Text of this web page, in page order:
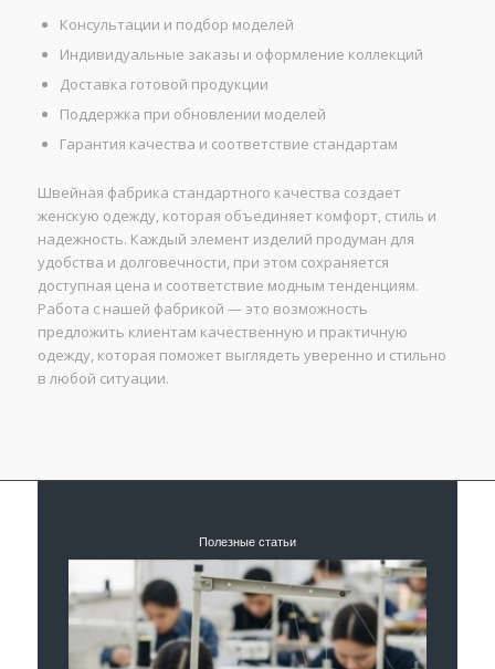
Консультации и подбор моделей
Индивидуальные заказы и оформление коллекций
Доставка готовой продукции
Поддержка при обновлении моделей
Гарантия качества и соответствие стандартам
Швейная фабрика стандартного качества создает
женскую одежду, которая объединяет комфорт, стиль и
надежность. Каждый элемент изделий продуман для
удобства и долговечности, при этом сохраняется
доступная цена и соответствие модным тенденциям.
Работа с нашей фабрикой — это возможность
предложить клиентам качественную и практичную
одежду, которая поможет выглядеть уверенно и стильно
в любой ситуации.
Полезные статьи